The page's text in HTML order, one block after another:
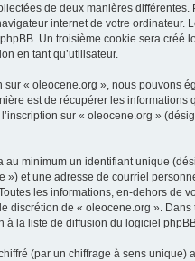
de deux manières
internet de votre ordinateur.
Un troisième cookie sera créé
en tant qu’utilisateur.
sur « oleocene.org », nous pouvons
est de récupérer les
sur « oleocene.org »
au minimum un identifiant unique
») et une adresse de courriel
les informations, en-dehors de
discrétion de « oleocene.org ».
à la liste de diffusion du logiciel
(par un chiffrage à sens